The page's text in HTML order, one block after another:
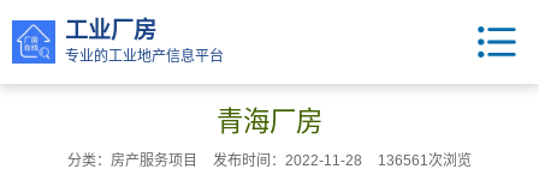
工业厂房
专业的工业地产信息平台
青海厂房
分类：房产服务项目 发布时间：2022-11-28 136561次浏览